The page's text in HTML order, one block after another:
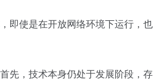
即使是在开放网络环境下运行，也
先，技术本身仍处于发展阶段，存